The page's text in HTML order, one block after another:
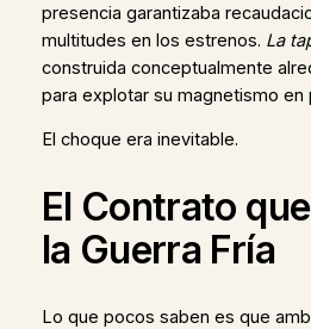
presencia garantizaba
multitudes en los estrenos. La
construida conceptualmente
para explotar su magnetismo en
El choque era inevitable.
El Contrato
la Guerra Fría
Lo que pocos saben es que